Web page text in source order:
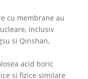
cu membrane au
inclusiv
si Qinshan,
acid boric
si fizice similare